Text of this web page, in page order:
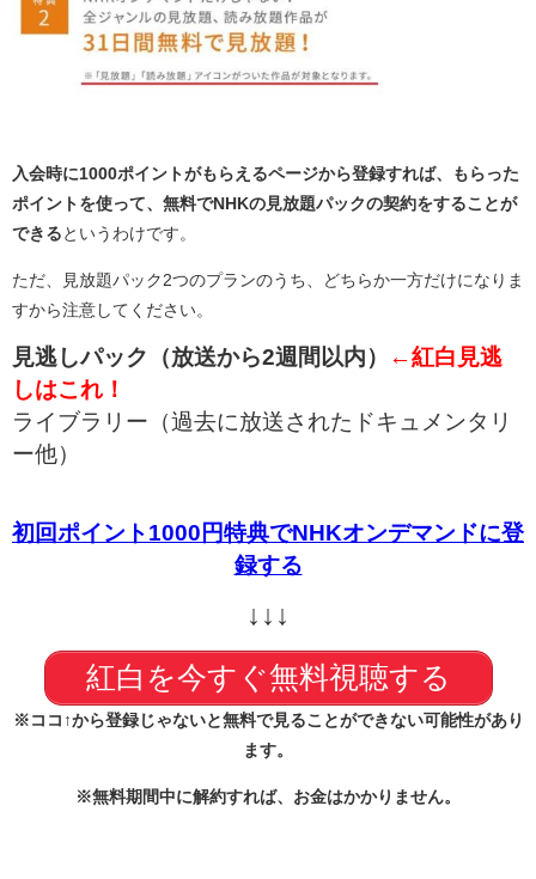
入会時に1000ポイントがもらえるページから登録すれば、もらった
ポイントを使って、無料でNHKの見放題パックの契約をすることが
できる というわけです。
ただ、見放題パック2つのプランのうち、どちらか一方だけになりま
すから注意してください。
見逃しパック（放送から2週間以内）
←紅白見逃
しはこれ！
ライブラリー（過去に放送されたドキュメンタリ
ー他）
初回ポイント1000円特典でNHKオンデマンドに登
録する
↓↓↓
紅白を今すぐ無料視聴する
※ココ↑から登録じゃないと無料で見ることができない可能性があり
ます。
※無料期間中に解約すれば、お金はかかりません。